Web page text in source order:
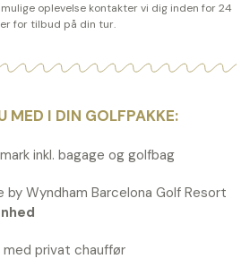
oplevelse kontakter vi dig inden for 24
for tilbud på din tur.
MED I DIN GOLFPAKKE:
inkl. bagage og golfbag
Wyndham Barcelona Golf Resort
privat chauffør